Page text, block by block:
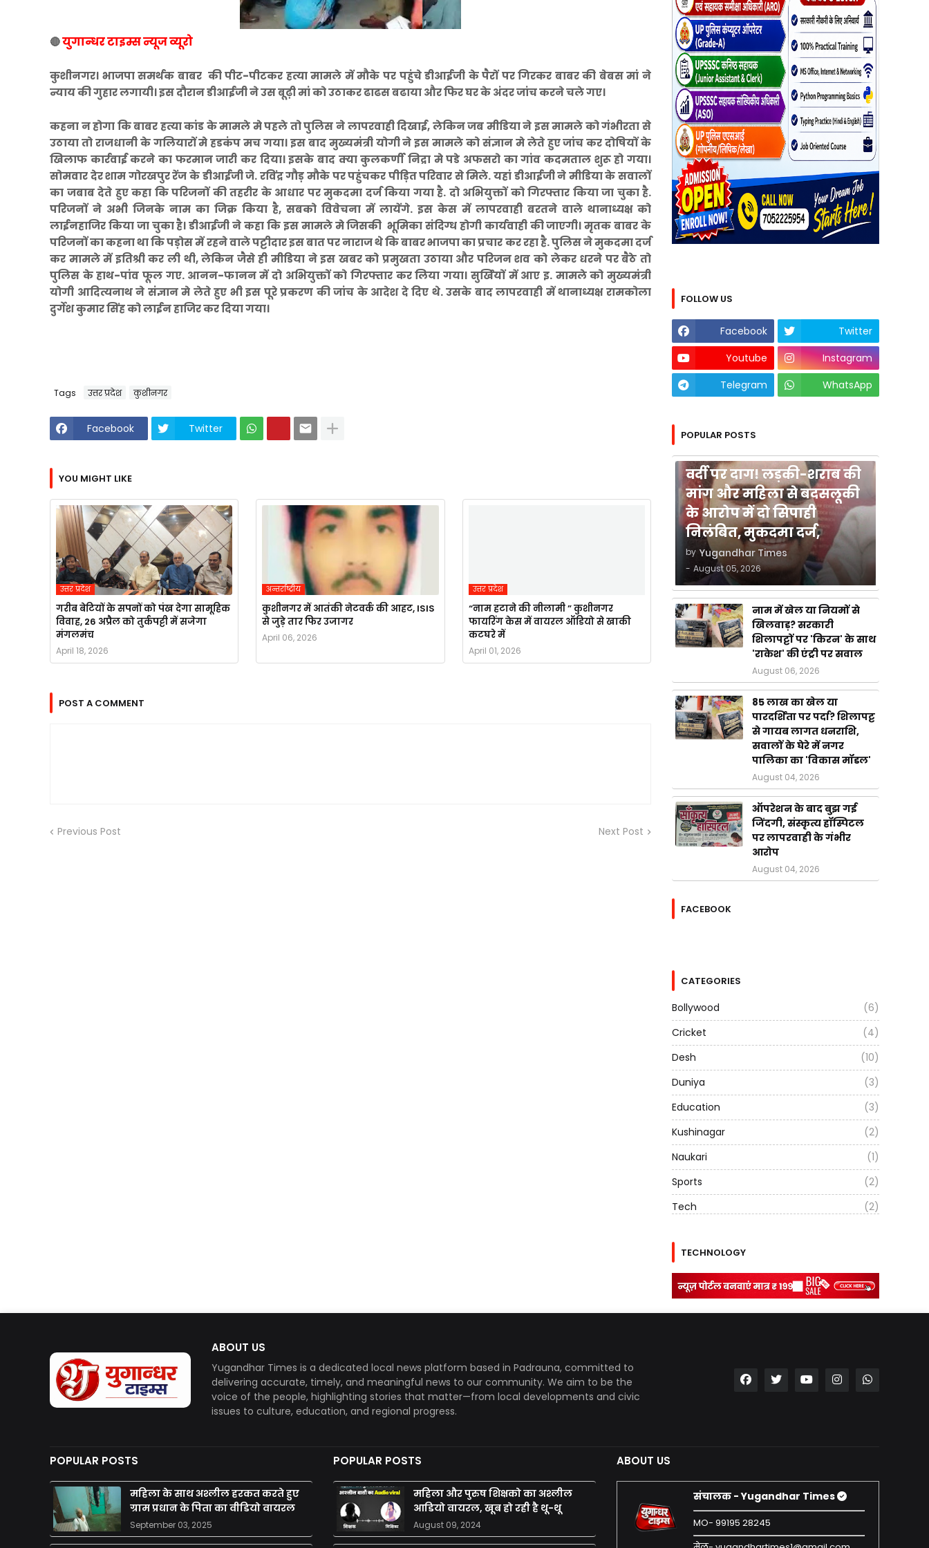
🔴युगान्धर टाइम्स न्यूज व्यूरो
कुशीनगर। भाजपा समर्थक बाबर की पीट-पीटकर हत्या मामले में मौके पर पहुंचे डीआईजी के पैरों पर गिरकर बाबर की बेबस मां ने
न्याय की गुहार लगायी। इस दौरान डीआईजी ने उस बूढ़ी मां को उठाकर ढाढस बढाया और फिर घर के अंदर जांच करने चले गए।
कहना न होगा कि बाबर हत्या कांड के मामले मे पहले तो पुलिस ने लापरवाही दिखाई, लेकिन जब मीडिया ने इस मामले को गंभीरता से
उठाया तो राजधानी के गलियारों मे हडकंप मच गया। इस बाद मुख्यमंत्री योगी ने इस मामले को संज्ञान मे लेते हुए जांच कर दोषियों के
खिलाफ कार्रवाई करने का फरमान जारी कर दिया। इसके बाद क्या कुलकर्णी निद्रा मे पडे अफसरो का गांव कदमताल शुरू हो गया।
सोमवार देर शाम गोरखपुर रेंज के डीआईजी जे. रविंद्र गौड़ मौके पर पहुंचकर पीड़ित परिवार से मिले. यहां डीआईजी ने मीडिया के सवालों
का जबाब देते हुए कहा कि परिजनों की तहरीर के आधार पर मुकदमा दर्ज किया गया है. दो अभियुक्तों को गिरफ्तार किया जा चुका है.
परिजनों ने अभी जिनके नाम का जिक्र किया है, सबको विवेचना में लायेंगे. इस केस में लापरवाही बरतने वाले थानाध्यक्ष को
लाईनहाजिर किया जा चुका है। डीआईजी ने कहा कि इस मामले मे जिसकी भूमिका संदिग्ध होगी कार्यवाही की जाएगी। मृतक बाबर के
परिजनों का कहना था कि पड़ोस में रहने वाले पट्टीदार इस बात पर नाराज थे कि बाबर भाजपा का प्रचार कर रहा है. पुलिस ने मुकदमा दर्ज
कर मामले में इतिश्री कर ली थी, लेकिन जैसे ही मीडिया ने इस खबर को प्रमुखता उठाया और परिजन शव को लेकर धरने पर बैठे तो
पुलिस के हाथ-पांव फूल गए. आनन-फानन में दो अभियुक्तों को गिरफ्तार कर लिया गया। सुर्खियों में आए इ. मामले को मुख्यमंत्री
योगी आदित्यनाथ ने संज्ञान मे लेते हुए भी इस पूरे प्रकरण की जांच के आदेश दे दिए थे. उसके बाद लापरवाही में थानाध्यक्ष रामकोला
दुर्गेश कुमार सिंह को लाईन हाजिर कर दिया गया।
Tags उत्तर प्रदेश कुशीनगर
Facebook Twitter
YOU MIGHT LIKE
उत्तर प्रदेश
गरीब बेटियों के सपनों को पंख देगा सामूहिक
विवाह, 26 अप्रैल को तुर्कपट्टी में सजेगा
मंगलमंच
April 18, 2026
अन्तर्राष्ट्रीय
कुशीनगर में आतंकी नेटवर्क की आहट, ISIS
से जुड़े तार फिर उजागर
April 06, 2026
उत्तर प्रदेश
“नाम हटाने की नीलामी ” कुशीनगर
फायरिंग केस में वायरल ऑडियो से खाकी
कटघरे में
April 01, 2026
POST A COMMENT
Previous Post Next Post
FOLLOW US
Facebook
Twitter
Youtube
Instagram
Telegram
WhatsApp
POPULAR POSTS
वर्दी पर दाग! लड़की-शराब की
मांग और महिला से बदसलूकी
के आरोप में दो सिपाही
निलंबित, मुकदमा दर्ज,
by Yugandhar Times
- August 05, 2026
नाम में खेल या नियमों से
खिलवाड़? सरकारी
शिलापट्टों पर 'किरन' के साथ
'राकेश' की एंट्री पर सवाल
August 06, 2026
85 लाख का खेल या
पारदर्शिता पर पर्दा? शिलापट्ट
से गायब लागत धनराशि,
सवालों के घेरे में नगर
पालिका का 'विकास मॉडल'
August 04, 2026
ऑपरेशन के बाद बुझ गई
जिंदगी, संस्कृत्य हॉस्पिटल
पर लापरवाही के गंभीर
आरोप
August 04, 2026
FACEBOOK
CATEGORIES
Bollywood
(6)
Cricket
(4)
Desh
(10)
Duniya
(3)
Education
(3)
Kushinagar
(2)
Naukari
(1)
Sports
(2)
Tech
(2)
TECHNOLOGY
ABOUT US
Yugandhar Times is a dedicated local news platform based in Padrauna, committed to
delivering accurate, timely, and meaningful news to our community. We aim to be the
voice of the people, highlighting stories that matter—from local developments and civic
issues to culture, education, and regional progress.
POPULAR POSTS
महिला के साथ अश्लील हरकत करते हुए
ग्राम प्रधान के पिता का वीडियो वायरल
September 03, 2025
POPULAR POSTS
महिला और पुरुष शिक्षको का अश्लील
आडियो वायरल, खूब हो रही है थू-थू
August 09, 2024
ABOUT US
संचालक - Yugandhar Times
MO- 99195 28245